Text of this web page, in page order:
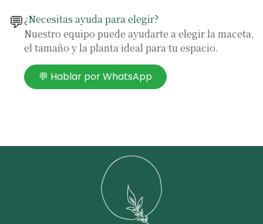
💬¿Necesitas ayuda para elegir?
Nuestro equipo puede ayudarte a elegir la maceta,
el tamaño y la planta ideal para tu espacio.
💬 Hablar por WhatsApp